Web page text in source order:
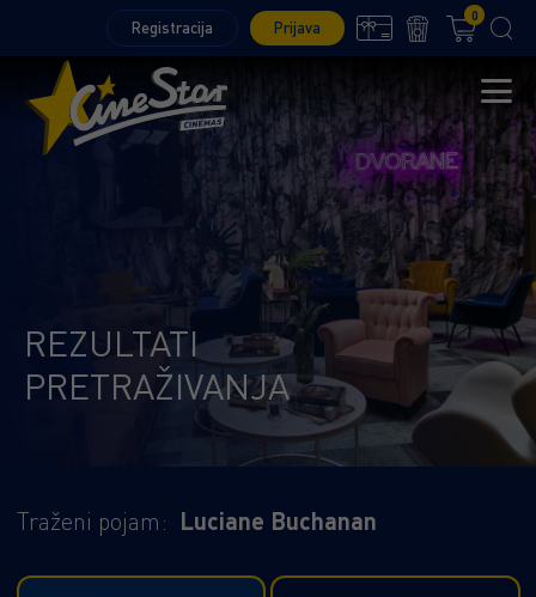
Registracija Prijava
0
REZULTATI
PRETRAŽIVANJA
Traženi pojam: Luciane Buchanan